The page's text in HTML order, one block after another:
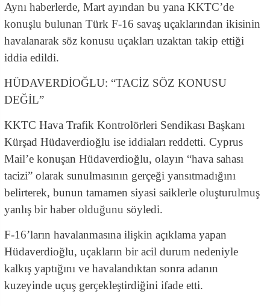
Aynı haberlerde, Mart ayından bu yana KKTC’de
konuşlu bulunan Türk F-16 savaş uçaklarından ikisinin
havalanarak söz konusu uçakları uzaktan takip ettiği
iddia edildi.
HÜDAVERDİOĞLU: “TACİZ SÖZ KONUSU
DEĞİL”
KKTC Hava Trafik Kontrolörleri Sendikası Başkanı
Kürşad Hüdaverdioğlu ise iddiaları reddetti. Cyprus
Mail’e konuşan Hüdaverdioğlu, olayın “hava sahası
tacizi” olarak sunulmasının gerçeği yansıtmadığını
belirterek, bunun tamamen siyasi saiklerle oluşturulmuş
yanlış bir haber olduğunu söyledi.
F-16’ların havalanmasına ilişkin açıklama yapan
Hüdaverdioğlu, uçakların bir acil durum nedeniyle
kalkış yaptığını ve havalandıktan sonra adanın
kuzeyinde uçuş gerçekleştirdiğini ifade etti.